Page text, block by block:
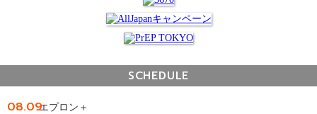
SCHEDULE
08.09エプロン＋